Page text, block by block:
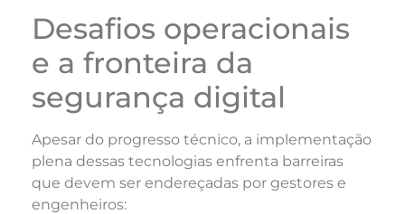
Desafios operacionais
e a fronteira da
segurança digital
Apesar do progresso técnico, a implementação
plena dessas tecnologias enfrenta barreiras
que devem ser endereçadas por gestores e
engenheiros: